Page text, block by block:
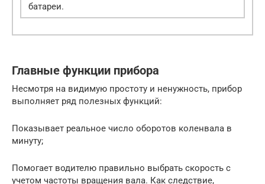
батареи.
Главные функции прибора
Несмотря на видимую простоту и ненужность, прибор
выполняет ряд полезных функций:
Показывает реальное число оборотов коленвала в
минуту;
Помогает водителю правильно выбрать скорость с
учетом частоты вращения вала. Как следствие,